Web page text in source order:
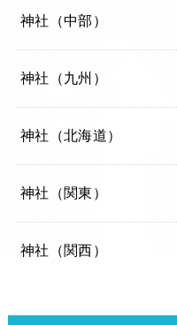
神社（中部）
神社（九州）
神社（北海道）
神社（関東）
神社（関西）